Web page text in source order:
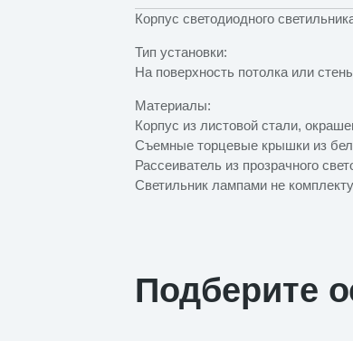
Корпус светодиодного
Тип установки:
На поверхность потолка или
Материалы:
Корпус из листовой стали,
Съемные торцевые крышки из
Рассеиватель из прозрачного
Светильник лампами не
Подберите